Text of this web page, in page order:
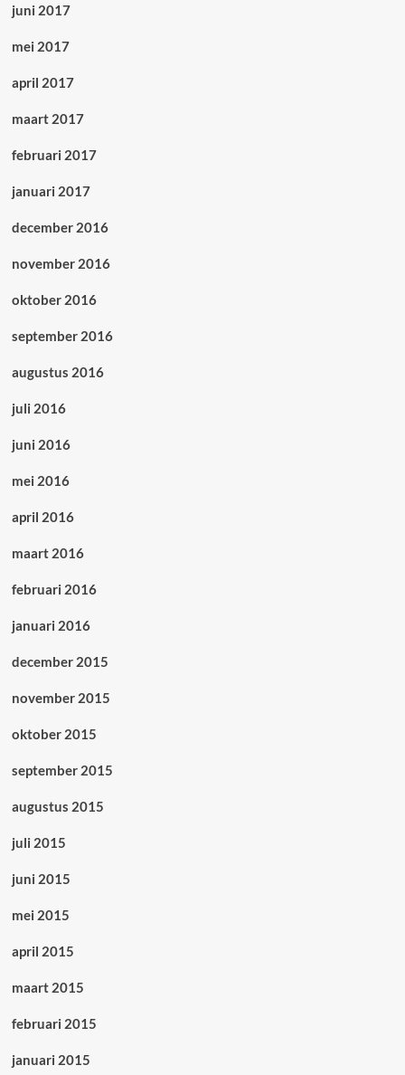
juni 2017
mei 2017
april 2017
maart 2017
februari 2017
januari 2017
december 2016
november 2016
oktober 2016
september 2016
augustus 2016
juli 2016
juni 2016
mei 2016
april 2016
maart 2016
februari 2016
januari 2016
december 2015
november 2015
oktober 2015
september 2015
augustus 2015
juli 2015
juni 2015
mei 2015
april 2015
maart 2015
februari 2015
januari 2015